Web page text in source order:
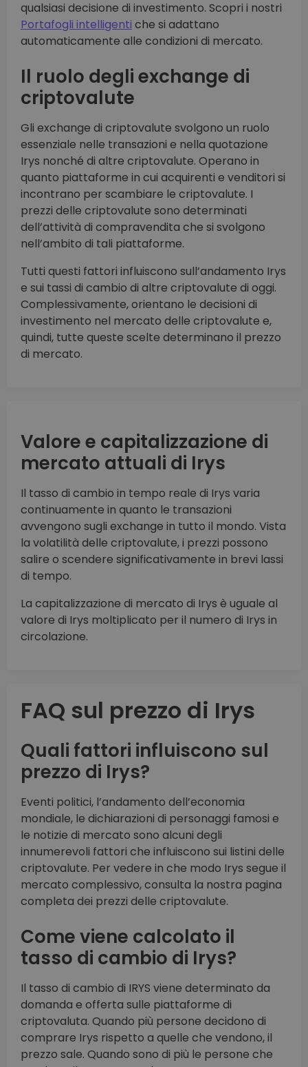
qualsiasi decisione di investimento. Scopri i nostri
Portafogli intelligenti che si adattano
automaticamente alle condizioni di mercato.
Il ruolo degli exchange di
criptovalute
Gli exchange di criptovalute svolgono un ruolo
essenziale nelle transazioni e nella quotazione
Irys nonché di altre criptovalute. Operano in
quanto piattaforme in cui acquirenti e venditori si
incontrano per scambiare le criptovalute. I
prezzi delle criptovalute sono determinati
dell’attività di compravendita che si svolgono
nell’ambito di tali piattaforme.
Tutti questi fattori influiscono sull’andamento Irys
e sui tassi di cambio di altre criptovalute di oggi.
Complessivamente, orientano le decisioni di
investimento nel mercato delle criptovalute e,
quindi, tutte queste scelte determinano il prezzo
di mercato.
Valore e capitalizzazione di
mercato attuali di Irys
Il tasso di cambio in tempo reale di Irys varia
continuamente in quanto le transazioni
avvengono sugli exchange in tutto il mondo. Vista
la volatilità delle criptovalute, i prezzi possono
salire o scendere significativamente in brevi lassi
di tempo.
La capitalizzazione di mercato di Irys è uguale al
valore di Irys moltiplicato per il numero di Irys in
circolazione.
FAQ sul prezzo di Irys
Quali fattori influiscono sul
prezzo di Irys?
Eventi politici, l’andamento dell’economia
mondiale, le dichiarazioni di personaggi famosi e
le notizie di mercato sono alcuni degli
innumerevoli fattori che influiscono sui listini delle
criptovalute. Per vedere in che modo Irys segue il
mercato complessivo, consulta la nostra pagina
completa dei prezzi delle criptovalute.
Come viene calcolato il
tasso di cambio di Irys?
Il tasso di cambio di IRYS viene determinato da
domanda e offerta sulle piattaforme di
criptovaluta. Quando più persone decidono di
comprare Irys rispetto a quelle che vendono, il
prezzo sale. Quando sono di più le persone che